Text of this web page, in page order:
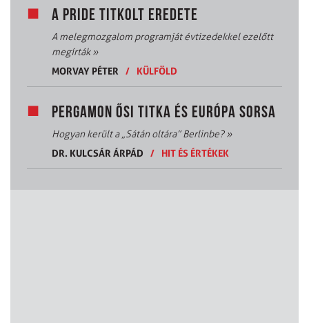
A PRIDE TITKOLT EREDETE
A melegmozgalom programját évtizedekkel ezelőtt
megírták»
MORVAY PÉTER
/ KÜLFÖLD
PERGAMON ŐSI TITKA ÉS EURÓPA SORSA
Hogyan került a „Sátán oltára” Berlinbe?»
DR. KULCSÁR ÁRPÁD
/ HIT ÉS ÉRTÉKEK